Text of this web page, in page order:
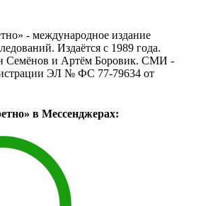
- международное издание
Издаётся с 1989 года.
Семёнов и Артём Боровик. CМИ -
ЭЛ № ФС 77-79634 от
в Мессенджерах: